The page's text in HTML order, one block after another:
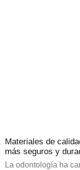
Materiales de
más seguros y
La odontología ha